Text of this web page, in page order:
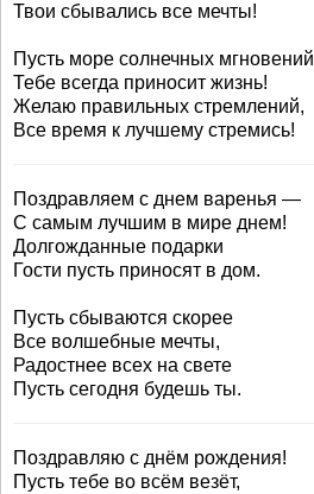
Твои сбывались все мечты!
Пусть море солнечных мгновений
Тебе всегда приносит жизнь!
Желаю правильных стремлений,
Все время к лучшему стремись!
Поздравляем с днем варенья —
С самым лучшим в мире днем!
Долгожданные подарки
Гости пусть приносят в дом.
Пусть сбываются скорее
Все волшебные мечты,
Радостнее всех на свете
Пусть сегодня будешь ты.
Поздравляю с днём рождения!
Пусть тебе во всём везёт,